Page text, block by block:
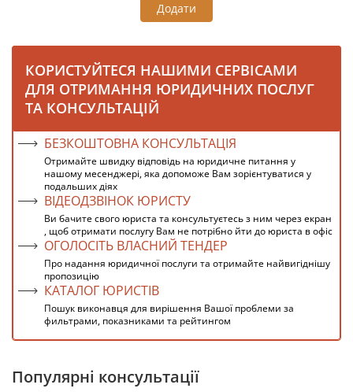
Додати
КОРИСТУЙТЕСЯ НАШИМИ СЕРВІСАМИ
ДЛЯ ОТРИМАННЯ ЮРИДИЧНИХ ПОСЛУГ
ТА КОНСУЛЬТАЦІЙ
БЕЗКОШТОВНА КОНСУЛЬТАЦІЯ
Отримайте швидку відповідь на юридичне питання у
нашому месенджері, яка допоможе Вам зорієнтуватися у
подальших діях
ВІДЕОДЗВІНОК ЮРИСТУ
Ви бачите свого юриста та консультуєтесь з ним через екран
, щоб отримати послугу Вам не потрібно йти до юриста в офіс
ОГОЛОСІТЬ ВЛАСНИЙ ТЕНДЕР
Про надання юридичної послуги та отримайте найвигіднішу
пропозицію
КАТАЛОГ ЮРИСТІВ
Пошук виконавця для вирішення Вашої проблеми за
фильтрами, показниками та рейтингом
Популярні консультації